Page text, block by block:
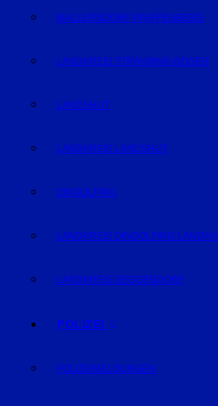
MALLERSDORF-PFAFFENBERG
LANDKREIS STRAUBING-BOGEN
LANDSHUT
LANDKREIS LANDSHUT
DINGOLFING
LANDKREIS DINGOLFING-LANDAU
LANDKREIS DEGGENDORF
POLIZEI
POLIZEIMELDUNGEN